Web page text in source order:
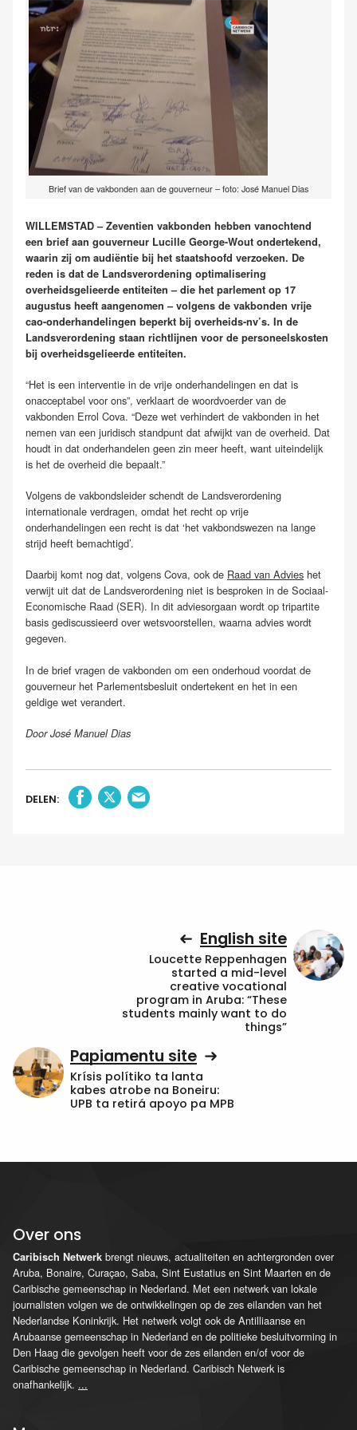
Brief van de vakbonden aan de gouverneur – foto: José Manuel Dias
WILLEMSTAD – Zeventien vakbonden hebben vanochtend
een brief aan gouverneur Lucille George-Wout ondertekend,
waarin zij om audiëntie bij het staatshoofd verzoeken. De
reden is dat de Landsverordening optimalisering
overheidsgelieerde entiteiten – die het parlement op 17
augustus heeft aangenomen – volgens de vakbonden vrije
cao-onderhandelingen beperkt bij overheids-nv’s. In de
Landsverordening staan richtlijnen voor de personeelskosten
bij overheidsgelieerde entiteiten.
“Het is een interventie in de vrije onderhandelingen en dat is
onacceptabel voor ons”, verklaart de woordvoerder van de
vakbonden Errol Cova. “Deze wet verhindert de vakbonden in het
nemen van een juridisch standpunt dat afwijkt van de overheid. Dat
houdt in dat onderhandelen geen zin meer heeft, want uiteindelijk
is het de overheid die bepaalt.”
Volgens de vakbondsleider schendt de Landsverordening
internationale verdragen, omdat het recht op vrije
onderhandelingen een recht is dat ‘het vakbondswezen na lange
strijd heeft bemachtigd’.
Daarbij komt nog dat, volgens Cova, ook de Raad van Advies het
verwijt uit dat de Landsverordening niet is besproken in de Sociaal-
Economische Raad (SER). In dit adviesorgaan wordt op tripartite
basis gediscussieerd over wetsvoorstellen, waarna advies wordt
gegeven.
In de brief vragen de vakbonden om een onderhoud voordat de
gouverneur het Parlementsbesluit ondertekent en het in een
geldige wet verandert.
Door José Manuel Dias
DELEN:
English site
Loucette Reppenhagen
started a mid-level
creative vocational
program in Aruba: “These
students mainly want to do
things”
Papiamentu site
Krísis polítiko ta lanta
kabes atrobe na Boneiru:
UPB ta retirá apoyo pa MPB
Over ons
Caribisch Netwerk brengt nieuws, actualiteiten en achtergronden over
Aruba, Bonaire, Curaçao, Saba, Sint Eustatius en Sint Maarten en de
Caribische gemeenschap in Nederland. Met een netwerk van lokale
journalisten volgen we de ontwikkelingen op de zes eilanden van het
Nederlandse Koninkrijk. Het netwerk volgt ook de Antilliaanse en
Arubaanse gemeenschap in Nederland en de politieke besluitvorming in
Den Haag die gevolgen heeft voor de zes eilanden en/of voor de
Caribische gemeenschap in Nederland. Caribisch Netwerk is
onafhankelijk. ...